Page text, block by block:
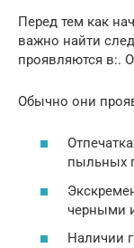
Перед тем как
важно найти
проявляются в:.
Обычно они
пыльных
черными
Наличии